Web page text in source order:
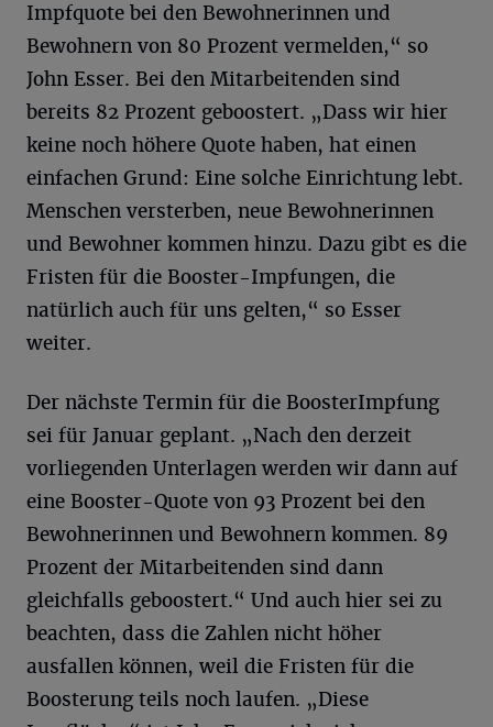
Impfquote bei den Bewohnerinnen und
Bewohnern von 80 Prozent vermelden,“ so
John Esser. Bei den Mitarbeitenden sind
bereits 82 Prozent geboostert. „Dass wir hier
keine noch höhere Quote haben, hat einen
einfachen Grund: Eine solche Einrichtung lebt.
Menschen versterben, neue Bewohnerinnen
und Bewohner kommen hinzu. Dazu gibt es die
Fristen für die Booster-Impfungen, die
natürlich auch für uns gelten,“ so Esser
weiter.
Der nächste Termin für die BoosterImpfung
sei für Januar geplant. „Nach den derzeit
vorliegenden Unterlagen werden wir dann auf
eine Booster-Quote von 93 Prozent bei den
Bewohnerinnen und Bewohnern kommen. 89
Prozent der Mitarbeitenden sind dann
gleichfalls geboostert.“ Und auch hier sei zu
beachten, dass die Zahlen nicht höher
ausfallen können, weil die Fristen für die
Boosterung teils noch laufen. „Diese